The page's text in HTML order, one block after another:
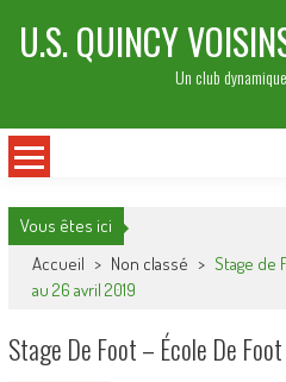
content
U.S. QUINCY
Un club
Vous êtes ici
Accueil > Non classé > Stage de
au 26 avril 2019
Stage De Foot – École De